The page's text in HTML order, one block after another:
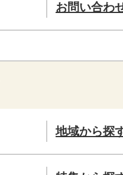
お問い合わ
地域から探